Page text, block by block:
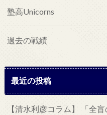
塾高Unicorns
過去の戦績
最近の投稿
【清水利彦コラム】 「全